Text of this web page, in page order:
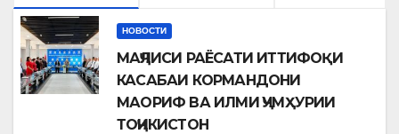
НОВОСТИ
МАҶЛИСИ РАЁСАТИ ИТТИФОҚИ
КАСАБАИ КОРМАНДОНИ
МАОРИФ ВА ИЛМИ ҶУМҲУРИИ
ТОҶИКИСТОН